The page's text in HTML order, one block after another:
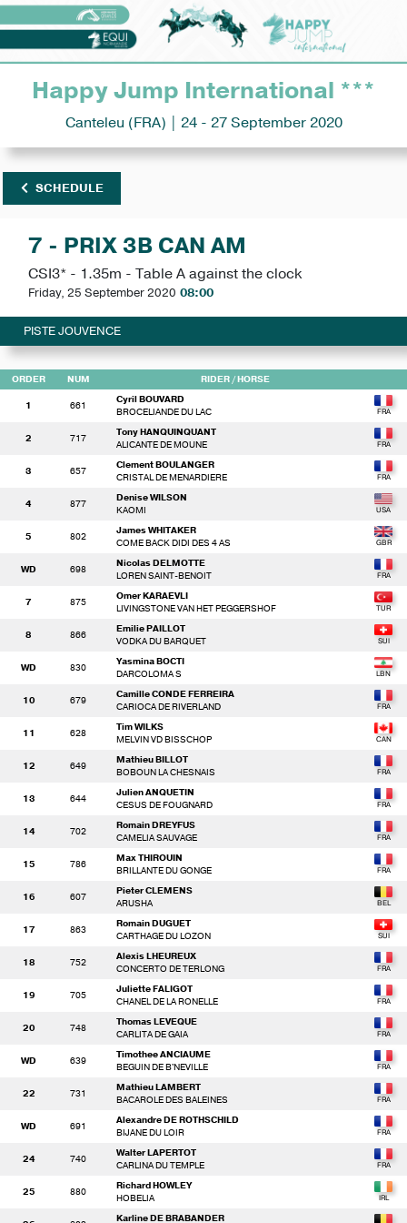
Happy Jump International ***
Canteleu (FRA) | 24 - 27 September 2020
SCHEDULE
7 - PRIX 3B CAN AM
CSI3* - 1.35m - Table A against the clock
Friday, 25 September 2020 08:00
PISTE JOUVENCE
ORDER NUM RIDER/ HORSE
1 661
Cyril BOUVARD
BROCELIANDE DU LAC
2 717
Tony HANQUINQUANT
ALICANTE DE MOUNE
3 657
Clement BOULANGER
CRISTAL DE MENARDIERE
4 877
Denise WILSON
KAOMI
5 802
James WHITAKER
COME BACK DIDI DES 4 AS
WD 698
Nicolas DELMOTTE
LOREN SAINT-BENOIT
7 875
Omer KARAEVLI
LIVINGSTONE VAN HET PEGGERSHOF
8 866
Emilie PAILLOT
VODKA DU BARQUET
WD 830
Yasmina BOCTI
DARCOLOMA S
10 679
Camille CONDE FERREIRA
CARIOCA DE RIVERLAND
11 628
Tim WILKS
MELVIN VD BISSCHOP
12 649
Mathieu BILLOT
BOBOUN LA CHESNAIS
13 644
Julien ANQUETIN
CESUS DE FOUGNARD
14 702
Romain DREYFUS
CAMELIA SAUVAGE
15 786
Max THIROUIN
BRILLANTE DU GONGE
16 607
Pieter CLEMENS
ARUSHA
17 863
Romain DUGUET
CARTHAGE DU LOZON
18 752
Alexis LHEUREUX
CONCERTO DE TERLONG
19 705
Juliette FALIGOT
CHANEL DE LA RONELLE
20 748
Thomas LEVEQUE
CARLITA DE GAIA
WD 639
Timothee ANCIAUME
BEGUIN DE B'NEVILLE
22 731
Mathieu LAMBERT
BACAROLE DES BALEINES
WD 691
Alexandre DE ROTHSCHILD
BIJANE DU LOIR
24 740
Walter LAPERTOT
CARLINA DU TEMPLE
25 880
Richard HOWLEY
HOBELIA
Karline DE BRABANDER